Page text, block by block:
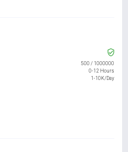
500 / 1000000
0-12 Hours
1-10K/Day